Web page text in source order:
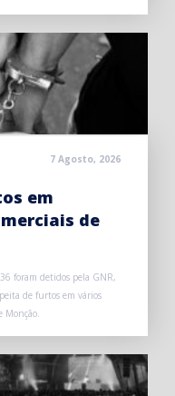
7 Agosto, 2026
em
de
foram detidos pela GNR,
de furtos em vários
Monção.